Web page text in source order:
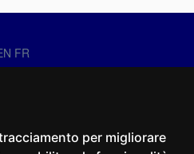
per migliorare
FR